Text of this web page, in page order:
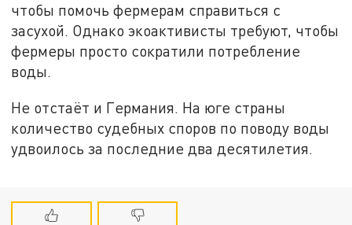
чтобы помочь фермерам справиться с
засухой. Однако экоактивисты требуют, чтобы
фермеры просто сократили потребление
воды.
Не отстаёт и Германия. На юге страны
количество судебных споров по поводу воды
удвоилось за последние два десятилетия.